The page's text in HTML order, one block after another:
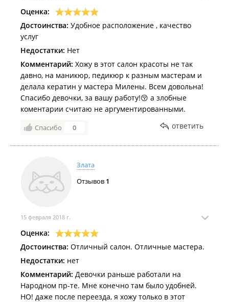
Оценка:
Достоинства: Удобное расположение , качество
услуг
Недостатки: Нет
Комментарий: Хожу в этот салон красоты не так
давно, на маникюр, педикюр к разным мастерам и
делала кератин у мастера Милены. Всем довольна!
Спасибо девочки, за вашу работу!😚 а злобные
коментарии считаю не аргументированными.
Спасибо 0 ответить
Злата
Отзывов 1
15 февраля 2018 г.
Оценка:
Достоинства: Отличный салон. Отличные мастера.
Недостатки: нет
Комментарий: Девочки раньше работали на
Народном пр-те. Мне конечно там было удобней.
НО! даже после переезда, я хожу только в этот